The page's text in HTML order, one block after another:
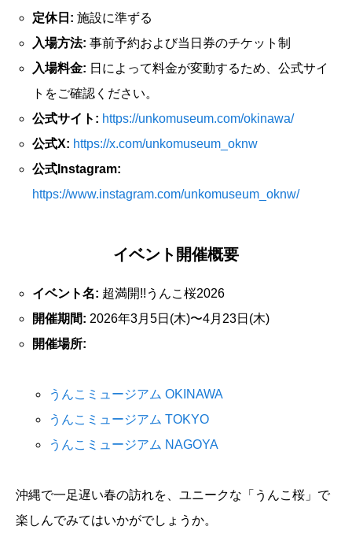
定休日: 施設に準ずる
入場方法: 事前予約および当日券のチケット制
入場料金: 日によって料金が変動するため、公式サイ
トをご確認ください。
公式サイト: https://unkomuseum.com/okinawa/
公式X: https://x.com/unkomuseum_oknw
公式Instagram:
https://www.instagram.com/unkomuseum_oknw/
イベント開催概要
イベント名: 超満開!!うんこ桜2026
開催期間: 2026年3月5日(木)〜4月23日(木)
開催場所:
うんこミュージアム OKINAWA
うんこミュージアム TOKYO
うんこミュージアム NAGOYA
沖縄で一足遅い春の訪れを、ユニークな「うんこ桜」で
楽しんでみてはいかがでしょうか。